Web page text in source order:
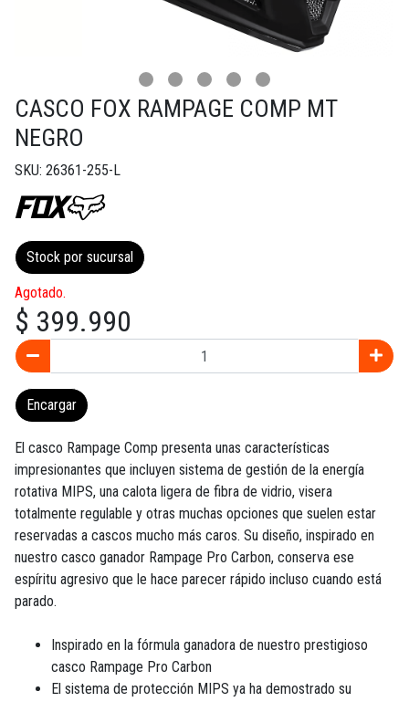
CASCO FOX RAMPAGE COMP MT
NEGRO
SKU: 26361-255-L
Stock por sucursal
Agotado.
$ 399.990
Encargar
El casco Rampage Comp presenta unas características
impresionantes que incluyen sistema de gestión de la energía
rotativa MIPS, una calota ligera de fibra de vidrio, visera
totalmente regulable y otras muchas opciones que suelen estar
reservadas a cascos mucho más caros. Su diseño, inspirado en
nuestro casco ganador Rampage Pro Carbon, conserva ese
espíritu agresivo que le hace parecer rápido incluso cuando está
parado.
Inspirado en la fórmula ganadora de nuestro prestigioso
casco Rampage Pro Carbon
El sistema de protección MIPS ya ha demostrado su